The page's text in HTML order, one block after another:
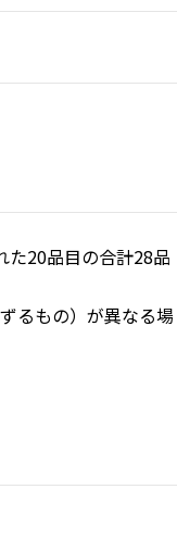
た20品目の合計28品
るもの）が異なる場